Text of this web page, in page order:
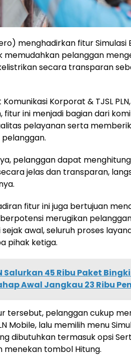
menghadirkan fitur Simulasi
memudahkan pelanggan
secara transparan
Korporat & TJSL
ini menjadi bagian dari
pelayanan serta
pelanggan dapat
jelas dan transparan,
fitur ini juga bertujuan
merugikan
awal, seluruh proses
pihak ketiga.
Salurkan 45 Ribu Paket
Awal Jangkau 23 Ribu
tersebut, pelanggan cukup
Mobile, lalu memilih menu
dibutuhkan termasuk opsi
menekan tombol Hitung.